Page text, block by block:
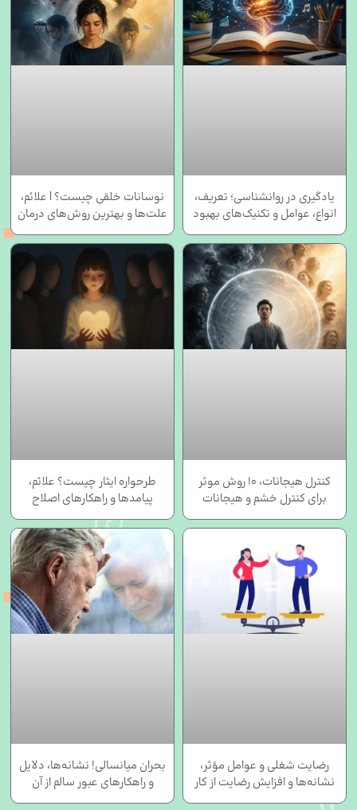
یادگیری در روانشناسی؛ تعریف،
انواع، عوامل و تکنیک‌های بهبود
نوسانات خلقی چیست؟ | علائم،
علت‌ها و بهترین روش‌های درمان
کنترل هیجانات، ۱۰ روش موثر
برای کنترل خشم و هیجانات
طرحواره ایثار چیست؟ علائم،
پیامدها و راهکارهای اصلاح
رضایت شغلی و عوامل مؤثر،
نشانه‌ها و افزایش رضایت از کار
بحران میانسالی! نشانه‌ها، دلایل
و راهکارهای عبور سالم از آن